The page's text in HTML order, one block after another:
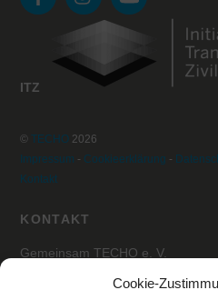
Cookie-
ITZ
© TECHO 2026
Impressum - Cookieerklärung -
Kontakt
KONTAKT
Gemeinsam TECHO e. V.
z.Hd. Julian Sitter